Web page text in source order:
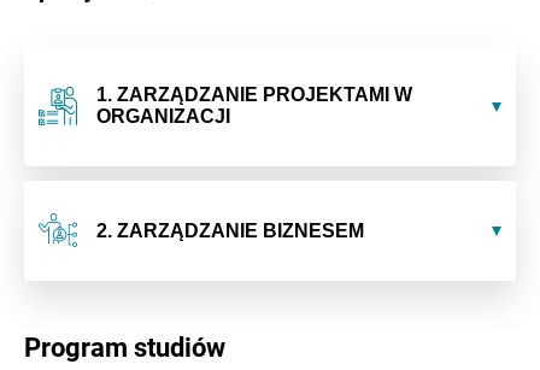
1. ZARZĄDZANIE PROJEKTAMI W
ORGANIZACJI
2. ZARZĄDZANIE BIZNESEM
Program studiów